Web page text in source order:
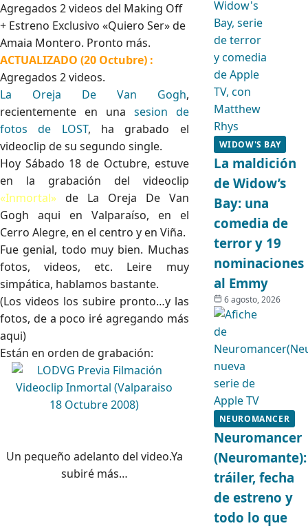
Agregados 2 videos del Making Off
+ Estreno Exclusivo «Quiero Ser» de
Amaia Montero. Pronto más.
ACTUALIZADO (20 Octubre) :
Agregados 2 videos.
La Oreja De Van Gogh,
recientemente en una sesion de
fotos de LOST, ha grabado el
videoclip de su segundo single.
Hoy Sábado 18 de Octubre, estuve
en la grabación del videoclip
«Inmortal» de La Oreja De Van
Gogh aqui en Valparaíso, en el
Cerro Alegre, en el centro y en Viña.
Fue genial, todo muy bien. Muchas
fotos, videos, etc. Leire muy
simpática, hablamos bastante.
(Los videos los subire pronto…y las
fotos, de a poco iré agregando más
aqui)
Están en orden de grabación:
Un pequeño adelanto del video.Ya
subiré más…
WIDOW'S BAY
La maldición
de Widow’s
Bay: una
comedia de
terror y 19
nominaciones
al Emmy
6 agosto, 2026
NEUROMANCER
Neuromancer
(Neuromante):
tráiler, fecha
de estreno y
todo lo que